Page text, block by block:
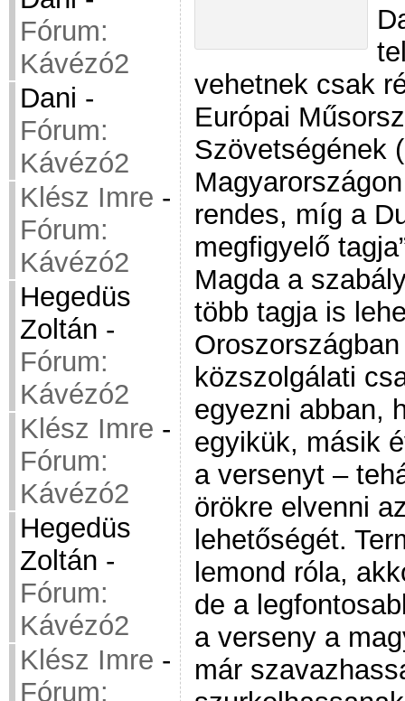
Fórum:
Kávézó2
Dani -
Fórum:
Kávézó2
Klész Imre -
Fórum:
Kávézó2
Hegedüs
Zoltán -
Fórum:
Kávézó2
Klész Imre -
Fórum:
Kávézó2
Hegedüs
Zoltán -
Fórum:
Kávézó2
Klész Imre -
Fórum:
vehetnek csak
Európai
Szövetségének
rendes, míg a
megfigyelő
Magda a
több tagja is
közszolgálati
egyezni abban,
egyikük, másik
a versenyt –
örökre elvenni
lehetőségét.
lemond róla,
de a
a verseny a
már